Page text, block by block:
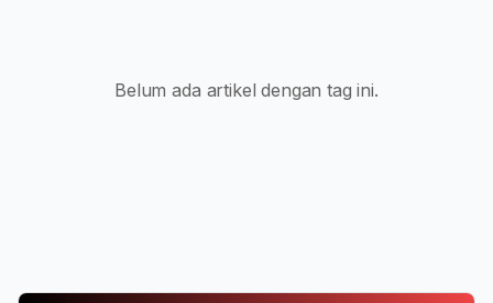
Belum ada artikel dengan tag ini.